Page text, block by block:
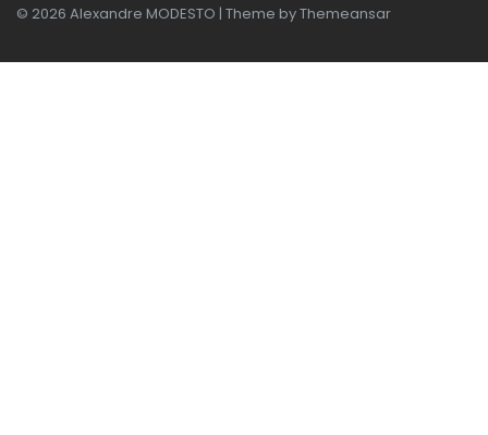
© 2026 Alexandre MODESTO | Theme byThemeansar